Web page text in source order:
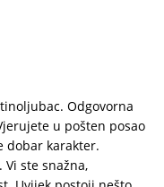
Odgovorna
u pošten posao
dobar karakter.
ste snažna,